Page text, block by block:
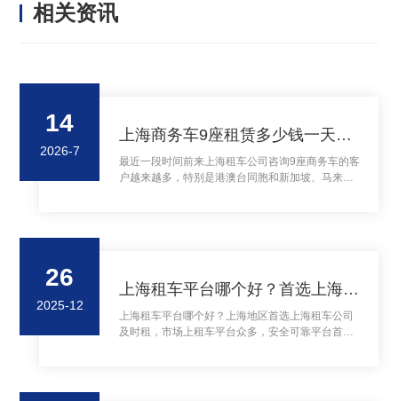
相关资讯
14
2026-7
上海商务车9座租赁多少钱一天？9座商务车租赁
最近一段时间前来上海租车公司咨询9座商务车的客
户越来越多，特别是港澳台同胞和新加坡、马来西
旅行最佳选择！...
26
2025-12
上海租车平台哪个好？首选上海租车公司及时租
上海租车平台哪个好？上海地区首选上海租车公司
及时租，市场上租车平台众多，安全可靠平台首选